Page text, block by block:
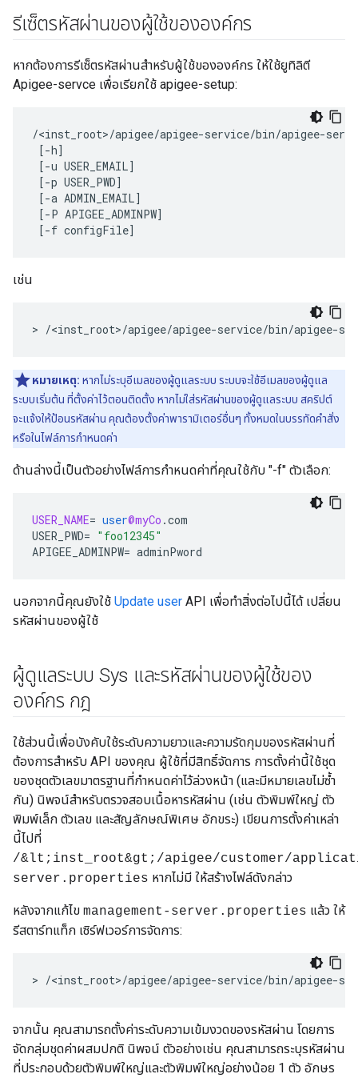
รีเซ็ตรหัสผ่านของผู้ใช้ขององค์กร
หากต้องการรีเซ็ตรหัสผ่านสำหรับผู้ใช้ขององค์กร ให้ใช้ยูทิลิตี
Apigee-servce เพื่อเรียกใช้ apigee-setup:
/<inst_root>/apigee/apigee-service/bin/apigee-
[-h]
[-u USER_EMAIL]
[-p USER_PWD]
[-a ADMIN_EMAIL]
[-P APIGEE_ADMINPW]
[-f configFile]
เช่น
> /<inst_root>/apigee/apigee-service/bin/apigee-
หมายเหตุ: หากไม่ระบุอีเมลของผู้ดูแลระบบ ระบบจะใช้อีเมลของผู้ดูแล
ระบบเริ่มต้น ที่ตั้งค่าไว้ตอนติดตั้ง หากไม่ใส่รหัสผ่านของผู้ดูแลระบบ สคริปต์
จะแจ้งให้ป้อนรหัสผ่าน คุณต้องตั้งค่าพารามิเตอร์อื่นๆ ทั้งหมดในบรรทัดคำสั่ง
หรือในไฟล์การกำหนดค่า
ด้านล่างนี้เป็นตัวอย่างไฟล์การกำหนดค่าที่คุณใช้กับ "-f" ตัวเลือก:
USER_NAME= user@myCo .com
USER_PWD= "foo12345"
APIGEE_ADMINPW= adminPword
นอกจากนี้คุณยังใช้ Update user API เพื่อทำสิ่งต่อไปนี้ได้ เปลี่ยน
รหัสผ่านของผู้ใช้
ผู้ดูแลระบบ Sys และรหัสผ่านของผู้ใช้ของ
องค์กร กฎ
ใช้ส่วนนี้เพื่อบังคับใช้ระดับความยาวและความรัดกุมของรหัสผ่านที่
ต้องการสำหรับ API ของคุณ ผู้ใช้ที่มีสิทธิ์จัดการ การตั้งค่านี้ใช้ชุด
ของชุดตัวเลขมาตรฐานที่กำหนดค่าไว้ล่วงหน้า (และมีหมายเลขไม่ซ้ำ
กัน) นิพจน์สำหรับตรวจสอบเนื้อหารหัสผ่าน (เช่น ตัวพิมพ์ใหญ่ ตัว
พิมพ์เล็ก ตัวเลข และสัญลักษณ์พิเศษ อักขระ) เขียนการตั้งค่าเหล่า
นี้ไปที่
/&lt;inst_root&gt;/apigee/customer/
server.properties หากไม่มี ให้สร้างไฟล์ดังกล่าว
หลังจากแก้ไข management-server.properties แล้ว ให้
รีสตาร์ทแท็ก เซิร์ฟเวอร์การจัดการ:
> /<inst_root>/apigee/apigee-service/bin/apigee-
จากนั้น คุณสามารถตั้งค่าระดับความเข้มงวดของรหัสผ่าน โดยการ
จัดกลุ่มชุดค่าผสมปกติ นิพจน์ ตัวอย่างเช่น คุณสามารถระบุรหัสผ่าน
ที่ประกอบด้วยตัวพิมพ์ใหญ่และตัวพิมพ์ใหญ่อย่างน้อย 1 ตัว อักษร